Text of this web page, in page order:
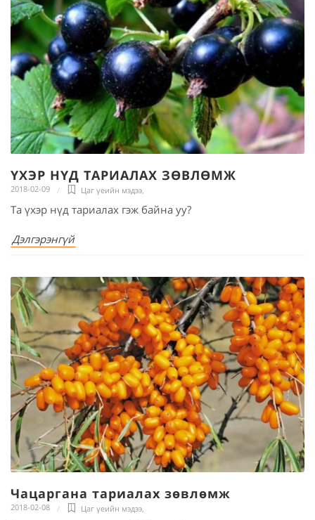
ҮХЭР НҮД ТАРИАЛАХ ЗӨВЛӨМЖ
2018-02-09 Цаг үеийн мэдээ,
Та үхэр нүд тариалах гэж байна уу?
Дэлгэрэнгүй
Чацаргана тариалах зөвлөмж
2018-02-08 Цаг үеийн мэдээ,